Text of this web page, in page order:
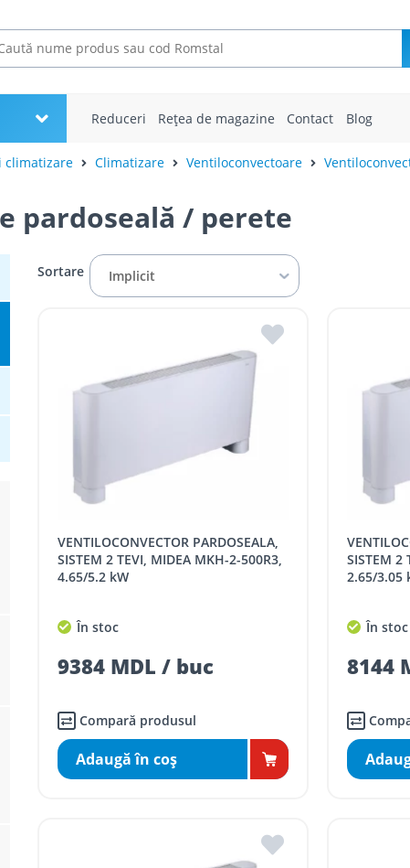
Reduceri Rețea de magazine Contact Blog
climatizare Climatizare Ventiloconvectoare
pardoseală / perete
Sortare Implicit
VENTILOCONVECTOR PARDOSEALA,
SISTEM 2 TEVI, MIDEA MKH-2-500R3,
4.65/5.2 kW
În stoc
9384 MDL / buc
Compară produsul
Adaugă în coş
VENTILOCONVECTOR PARDOSEALA,
SISTEM 2
2.65/3.05
În stoc
8144